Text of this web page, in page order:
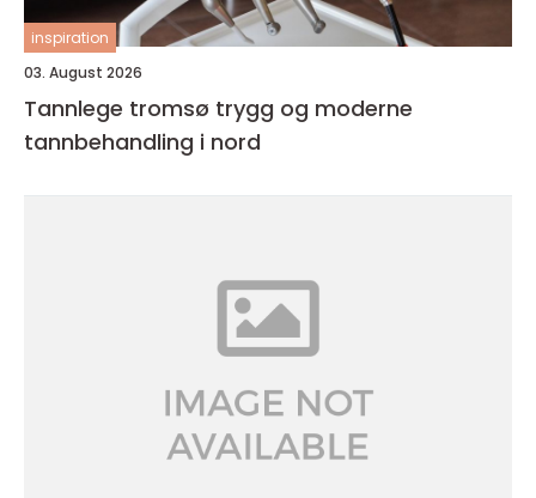
inspiration
03. August 2026
Tannlege tromsø trygg og moderne
tannbehandling i nord